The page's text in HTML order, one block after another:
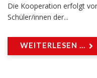
Die Kooperation erfolgt
Schüler/innen der...
WEITERLESEN ...